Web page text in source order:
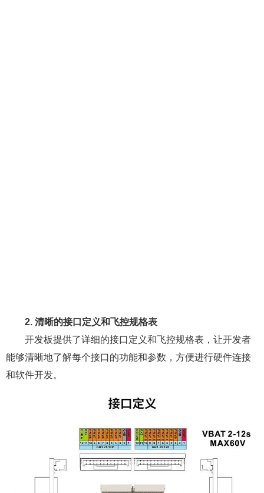
2. 清晰的接口定义和飞控规格表
开发板提供了详细的接口定义和飞控规格表，让开发者
能够清晰地了解每个接口的功能和参数，方便进行硬件连接
和软件开发。